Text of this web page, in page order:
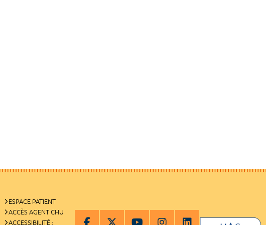
ESPACE PATIENT
ACCÈS AGENT CHU
ACCESSIBILITÉ :